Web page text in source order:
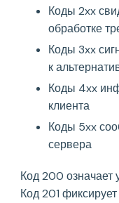
Коды 2xx
обработке
Коды 3xx
к
Коды 4xx
клиента
Коды 5xx
сервера
Код 200 означает
Код 201